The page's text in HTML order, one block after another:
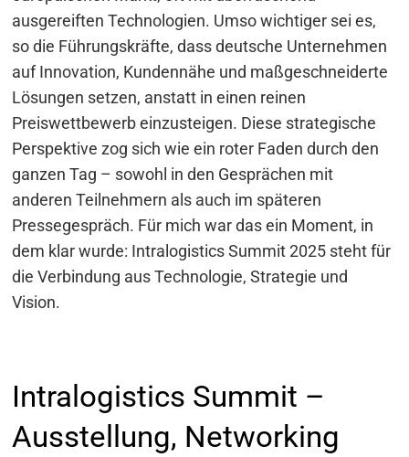
ausgereiften Technologien. Umso wichtiger sei es,
so die Führungskräfte, dass deutsche Unternehmen
auf Innovation, Kundennähe und maßgeschneiderte
Lösungen setzen, anstatt in einen reinen
Preiswettbewerb einzusteigen. Diese strategische
Perspektive zog sich wie ein roter Faden durch den
ganzen Tag – sowohl in den Gesprächen mit
anderen Teilnehmern als auch im späteren
Pressegespräch. Für mich war das ein Moment, in
dem klar wurde: Intralogistics Summit 2025 steht für
die Verbindung aus Technologie, Strategie und
Vision.
Intralogistics Summit –
Ausstellung, Networking